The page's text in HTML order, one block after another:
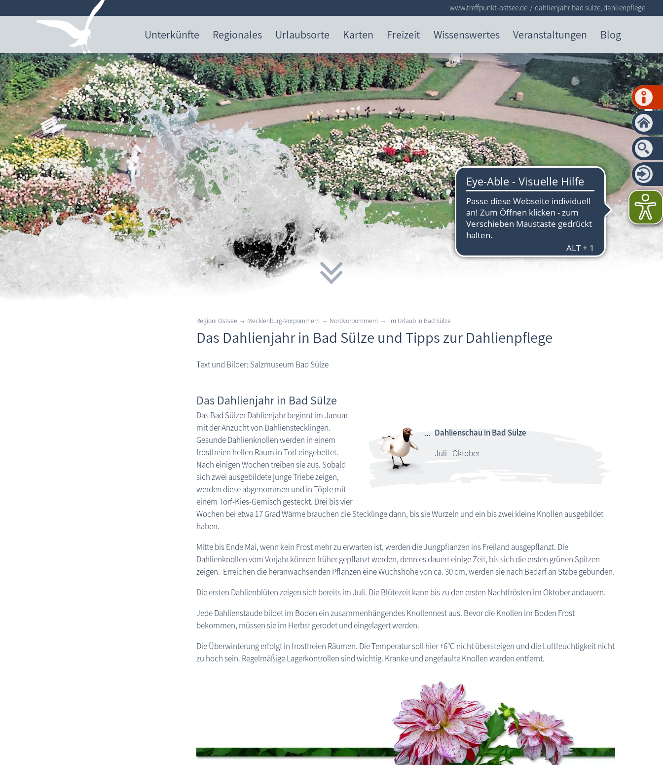
Unterkünfte Regionales Urlaubsorte Karten Freizeit Wissenswertes Veranstaltungen Blog
www.treffpunkt-ostsee.de dahlienjahr bad sülze, dahlienpflege
Region: Ostsee → Mecklenburg-Vorpommern → Nordvorpommern → im Urlaub in Bad Sülze
Das Dahlienjahr in Bad Sülze und Tipps zur Dahlienpflege
Text und Bilder: Salzmuseum Bad Sülze
Das Dahlienjahr in Bad Sülze
Dahlienschau in Bad Sülze
Juli - Oktober
Das Bad Sülzer Dahlienjahr beginnt im Januar
mit der Anzucht von Dahlienstecklingen.
Gesunde Dahlienknollen werden in einem
frostfreien hellen Raum in Torf eingebettet.
Nach einigen Wochen treiben sie aus. Sobald
sich zwei ausgebildete junge Triebe zeigen,
werden diese abgenommen und in Töpfe mit
einem Torf-Kies-Gemisch gesteckt. Drei bis vier
Wochen bei etwa 17 Grad Wärme brauchen die Stecklinge dann, bis sie Wurzeln und ein bis zwei kleine Knollen ausgebildet
haben.
Mitte bis Ende Mai, wenn kein Frost mehr zu erwarten ist, werden die Jungpflanzen ins Freiland ausgepflanzt. Die
Dahlienknollen vom Vorjahr können früher gepflanzt werden, denn es dauert einige Zeit, bis sich die ersten grünen Spitzen
zeigen. Erreichen die heranwachsenden Pflanzen eine Wuchshöhe von ca. 30 cm, werden sie nach Bedarf an Stäbe gebunden.
Die ersten Dahlienblüten zeigen sich bereits im Juli. Die Blütezeit kann bis zu den ersten Nachtfrösten im Oktober andauern.
Jede Dahlienstaude bildet im Boden ein zusammenhängendes Knollennest aus. Bevor die Knollen im Boden Frost
bekommen, müssen sie im Herbst gerodet und eingelagert werden.
Die Überwinterung erfolgt in frostfreien Räumen. Die Temperatur soll hier +6°C nicht übersteigen und die Luftfeuchtigkeit nicht
zu hoch sein. Regelmäßige Lagerkontrollen sind wichtig. Kranke und angefaulte Knollen werden entfernt.